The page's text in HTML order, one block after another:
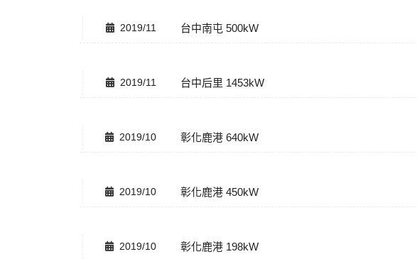
2019/11 台中南屯 500kW
2019/11 台中后里 1453kW
2019/10 彰化鹿港 640kW
2019/10 彰化鹿港 450kW
2019/10 彰化鹿港 198kW